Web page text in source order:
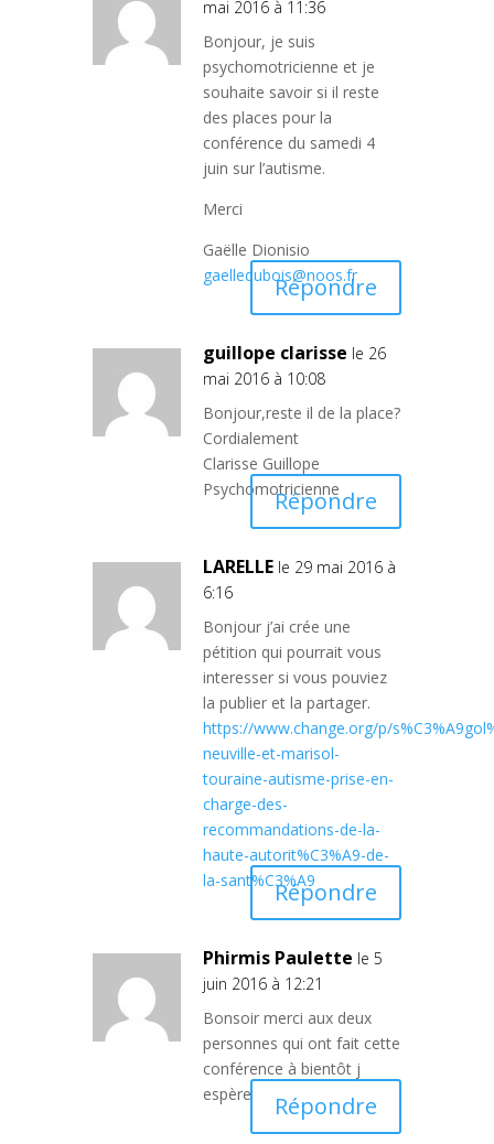
mai 2016 à 11:36
Bonjour, je suis
psychomotricienne et je
souhaite savoir si il reste
des places pour la
conférence du samedi 4
juin sur l’autisme.
Merci
Gaëlle Dionisio
gaelledubois@noos.fr
Répondre
guillope clarisse le 26
mai 2016 à 10:08
Bonjour,reste il de la place?
Cordialement
Clarisse Guillope
Psychomotricienne
Répondre
LARELLE le 29 mai 2016 à
6:16
Bonjour j’ai crée une
pétition qui pourrait vous
interesser si vous pouviez
la publier et la partager.
https://www.change.org/p/
neuville-et-marisol-
touraine-autisme-prise-en-
charge-des-
recommandations-de-la-
haute-autorit%C3%A9-de-
la-sant%C3%A9Répondre
Phirmis Paulette le 5
juin 2016 à 12:21
Bonsoir merci aux deux
personnes qui ont fait cette
conférence à bientôt j
espère
Répondre